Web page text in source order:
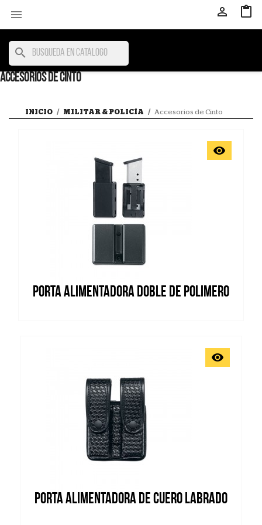
  
search
ACCESORIOS DE CINTO
INICIO MILITAR & POLICÍA Accesorios de Cinto
Vista rápida

PORTA ALIMENTADORA DOBLE DE POLIMERO
Vista rápida

PORTA ALIMENTADORA DE CUERO LABRADO